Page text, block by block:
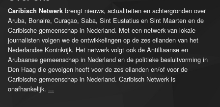
Caribisch Netwerk brengt nieuws, actualiteiten en achtergronden over
Aruba, Bonaire, Curaçao, Saba, Sint Eustatius en Sint Maarten en de
Caribische gemeenschap in Nederland. Met een netwerk van lokale
journalisten volgen we de ontwikkelingen op de zes eilanden van het
Nederlandse Koninkrijk. Het netwerk volgt ook de Antilliaanse en
Arubaanse gemeenschap in Nederland en de politieke besluitvorming in
Den Haag die gevolgen heeft voor de zes eilanden en/of voor de
Caribische gemeenschap in Nederland. Caribisch Netwerk is
onafhankelijk. ...